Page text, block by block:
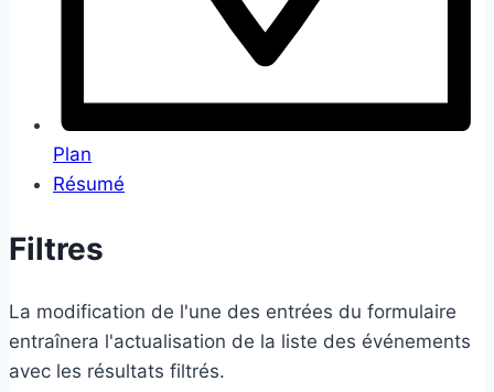
Plan
Résumé
Filtres
La modification de l'une des entrées du formulaire
entraînera l'actualisation de la liste des événements
avec les résultats filtrés.